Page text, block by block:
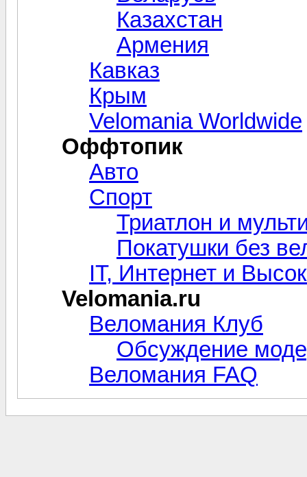
Казахстан
Армения
Кавказ
Крым
Velomania Worldwide
Оффтопик
Авто
Спорт
Триатлон и
Покатушки без
IT, Интернет и
Velomania.ru
Веломания Клуб
Обсуждение
Веломания FAQ